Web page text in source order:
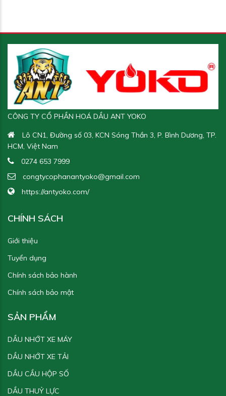
CÔNG TY CỔ PHẦN HOÁ DẦU ANT YOKO
Lô CN1, Đường số 03, KCN Sóng Thần 3, P. Bình Dương, TP.
HCM, Việt Nam
0274 653 7999
congtycophanantyoko@gmail.com
https://antyoko.com/
CHÍNH SÁCH
Giới thiệu
Tuyển dụng
Chính sách bảo hành
Chính sách bảo mật
SẢN PHẨM
DẦU NHỚT XE MÁY
DẦU NHỚT XE TẢI
DẦU CẦU HỘP SỐ
DẦU THUỶ LỰC